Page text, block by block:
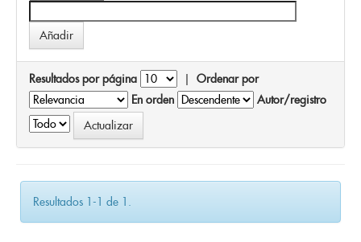
Resultados por página | Ordenar por
En orden
Autor/registro
Resultados 1-1 de 1.